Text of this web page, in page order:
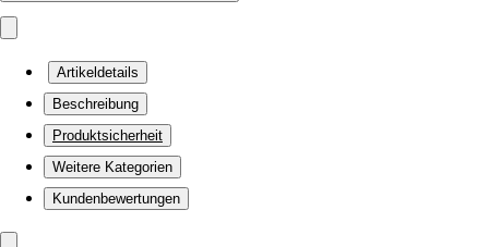
Artikeldetails
Beschreibung
Produktsicherheit
Weitere Kategorien
Kundenbewertungen